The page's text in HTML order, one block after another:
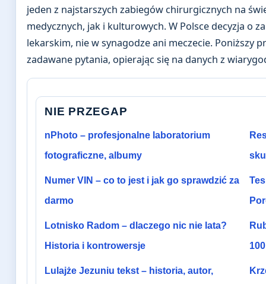
jeden z najstarszych zabiegów chirurgicznych na
medycznych, jak i kulturowych. W Polsce decyzja o
lekarskim, nie w synagodze ani meczecie. Poniższy
zadawane pytania, opierając się na danych z
NIE PRZEGAP
nPhoto – profesjonalne laboratorium
fotograficzne, albumy
Numer VIN – co to jest i jak go sprawdzić za
darmo
Lotnisko Radom – dlaczego nic nie lata?
Historia i kontrowersje
100
Lulajże Jezuniu tekst – historia, autor,